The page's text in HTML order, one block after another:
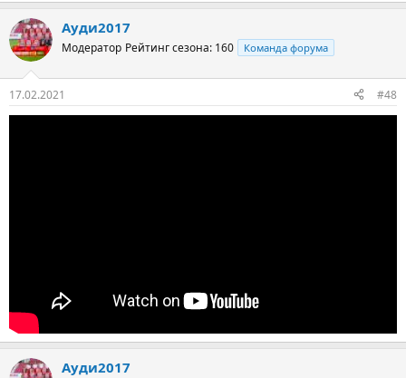
Ауди2017
Модератор Рейтинг сезона: 160 Команда форума
17.02.2021 #48
Ауди2017